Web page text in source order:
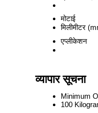
मोटाई
मिलीमीटर
एप्लीकेशन
व्यापार सूचना
Minimum
100